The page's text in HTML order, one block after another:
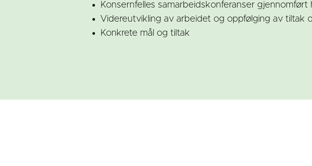
Konsernfelles samarbeidskonferanser
Videreutvikling av arbeidet og oppfølging av tiltak
Konkrete mål og tiltak